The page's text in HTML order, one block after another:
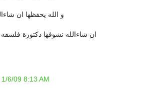
و الله يحفظها ان
ان شاءالله نشوفها دكتورة
1/6/09 8:13 AM